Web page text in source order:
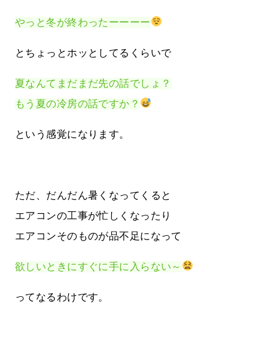
やっと冬が終わったーーーー
とちょっとホッとしてるくらいで
夏なんてまだまだ先の話でしょ？
もう夏の冷房の話ですか？
という感覚になります。
ただ、だんだん暑くなってくると
エアコンの工事が忙しくなったり
エアコンそのものが品不足になって
欲しいときにすぐに手に入らない～
ってなるわけです。